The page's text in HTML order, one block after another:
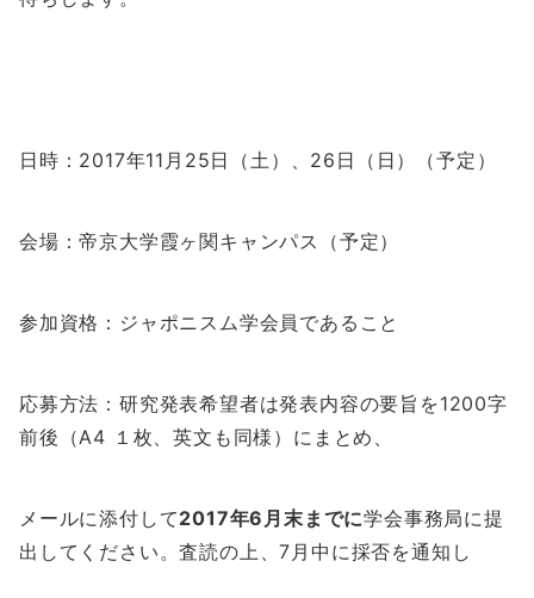
日時：2017年11月25日（土）、26日（日）（予定）
会場：帝京大学霞ヶ関キャンパス（予定）
参加資格：ジャポニスム学会員であること
応募方法：研究発表希望者は発表内容の要旨を1200字
前後（A4 １枚、英文も同様）にまとめ、
メールに添付して2017年6月末までに学会事務局に提
出してく ださい。査読の上、7月中に採否を通知し